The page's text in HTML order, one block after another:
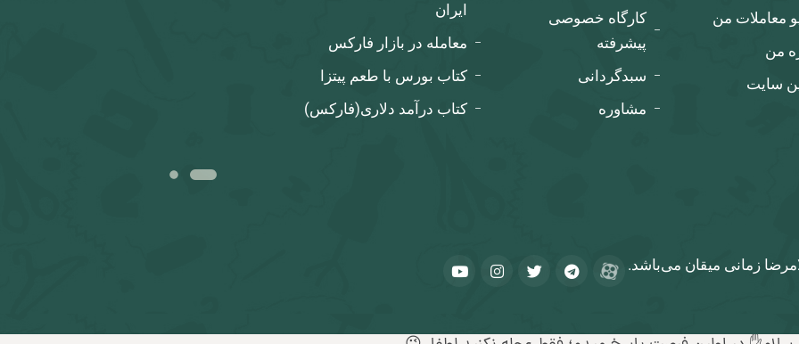
معاملات من
من
سایت
کارگاه‌ خصوصی
پیشرفته
سبدگردانی
مشاوره
ایران
معامله در بازار فارکس
کتاب بورس با طعم پیتزا
کتاب درآمد دلاری‌(فارکس)
زمانی میقان می‌باشد.